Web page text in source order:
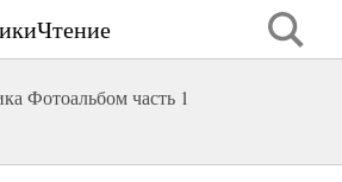
Фотоальбом часть 1